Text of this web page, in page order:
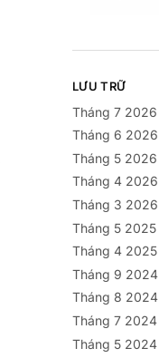
LƯU TRỮ
Tháng 7 2026
Tháng 6 2026
Tháng 5 2026
Tháng 4 2026
Tháng 3 2026
Tháng 5 2025
Tháng 4 2025
Tháng 9 2024
Tháng 8 2024
Tháng 7 2024
Tháng 5 2024